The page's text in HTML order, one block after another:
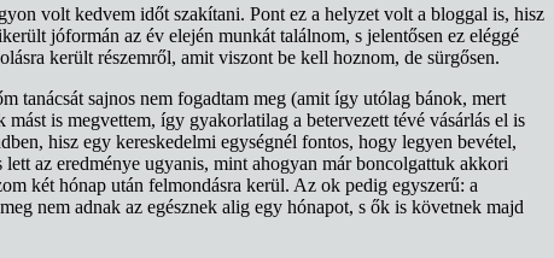
volt kedvem időt szakítani. Pont ez a helyzet volt a bloggal is, hisz
jóformán az év elején munkát találnom, s jelentősen ez eléggé
került részemről, amit viszont be kell hoznom, de sürgősen.
tanácsát sajnos nem fogadtam meg (amit így utólag bánok, mert
is megvettem, így gyakorlatilag a betervezett tévé vásárlás el is
hisz egy kereskedelmi egységnél fontos, hogy legyen bevétel,
az eredménye ugyanis, mint ahogyan már boncolgattuk akkori
két hónap után felmondásra kerül. Az ok pedig egyszerű: a
nem adnak az egésznek alig egy hónapot, s ők is követnek majd